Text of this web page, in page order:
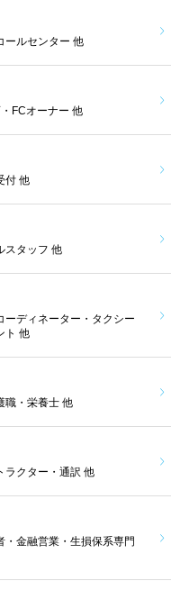
ールセンター 他
FCオーナー 他
付 他
スタッフ 他
ーディネーター・タクシー
ト 他
職・栄養士 他
ラクター・通訳 他
・金融営業・生損保系専門